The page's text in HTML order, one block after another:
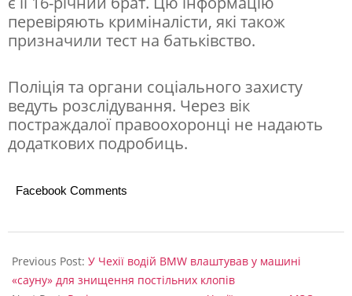
перевіряють криміналісти, які також
призначили тест на батьківство.
Поліція та органи соціального захисту
ведуть розслідування. Через вік
постраждалої правоохоронці не надають
додаткових подробиць.
Facebook Comments
07-
31
Previous Post: У Чехії водій BMW влаштував у машині
«сауну» для знищення постільних клопів